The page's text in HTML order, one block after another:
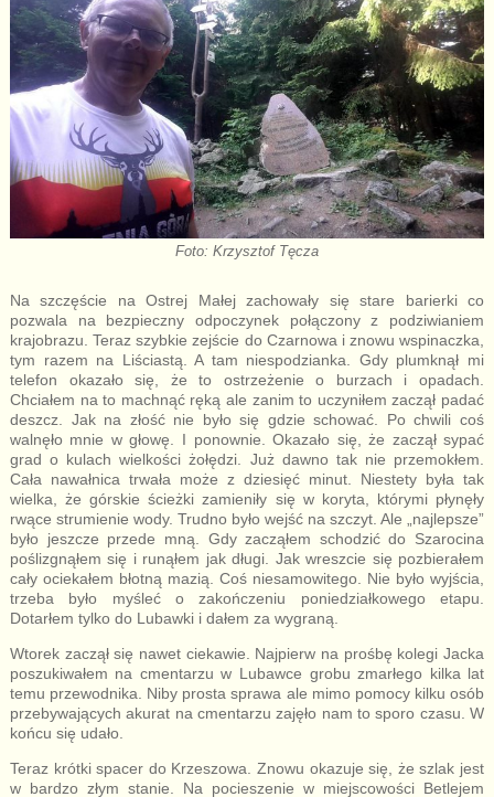
Foto: Krzysztof Tęcza
Na szczęście na Ostrej Małej zachowały się stare barierki co
pozwala na bezpieczny odpoczynek połączony z podziwianiem
krajobrazu. Teraz szybkie zejście do Czarnowa i znowu wspinaczka,
tym razem na Liściastą. A tam niespodzianka. Gdy plumknął mi
telefon okazało się, że to ostrzeżenie o burzach i opadach.
Chciałem na to machnąć ręką ale zanim to uczyniłem zaczął padać
deszcz. Jak na złość nie było się gdzie schować. Po chwili coś
walnęło mnie w głowę. I ponownie. Okazało się, że zaczął sypać
grad o kulach wielkości żołędzi. Już dawno tak nie przemokłem.
Cała nawałnica trwała może z dziesięć minut. Niestety była tak
wielka, że górskie ścieżki zamieniły się w koryta, którymi płynęły
rwące strumienie wody. Trudno było wejść na szczyt. Ale „najlepsze”
było jeszcze przede mną. Gdy zacząłem schodzić do Szarocina
poślizgnąłem się i runąłem jak długi. Jak wreszcie się pozbierałem
cały ociekałem błotną mazią. Coś niesamowitego. Nie było wyjścia,
trzeba było myśleć o zakończeniu poniedziałkowego etapu.
Dotarłem tylko do Lubawki i dałem za wygraną.
Wtorek zaczął się nawet ciekawie. Najpierw na prośbę kolegi Jacka
poszukiwałem na cmentarzu w Lubawce grobu zmarłego kilka lat
temu przewodnika. Niby prosta sprawa ale mimo pomocy kilku osób
przebywających akurat na cmentarzu zajęło nam to sporo czasu. W
końcu się udało.
Teraz krótki spacer do Krzeszowa. Znowu okazuje się, że szlak jest
w bardzo złym stanie. Na pocieszenie w miejscowości Betlejem